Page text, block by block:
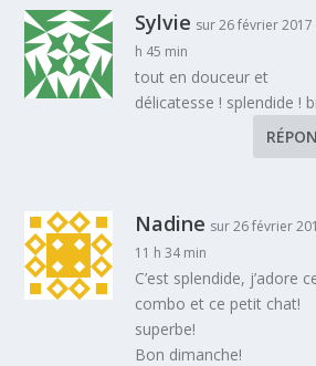
Sylvie sur 26 février 2017
h 45 min
tout en douceur et
délicatesse ! splendide !
Nadine sur 26 février
11 h 34 min
C’est splendide, j’adore
combo et ce petit chat!
superbe!
Bon dimanche!